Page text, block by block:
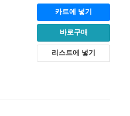
카트에 넣기
바로구매
리스트에 넣기